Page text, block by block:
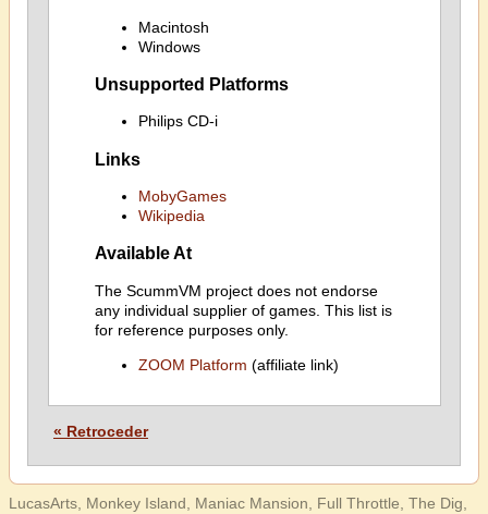
Macintosh
Windows
Unsupported Platforms
Philips CD-i
Links
MobyGames
Wikipedia
Available At
The ScummVM project does not endorse
any individual supplier of games. This list is
for reference purposes only.
ZOOM Platform (affiliate link)
« Retroceder
LucasArts, Monkey Island, Maniac Mansion, Full Throttle, The Dig,